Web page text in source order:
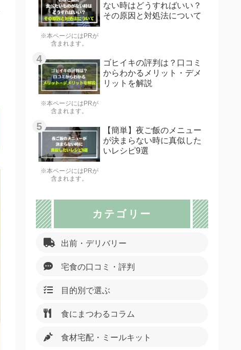
※本ページにはPRが
含まれます。
ない時はどうすればいい？
その原因と対処法について
※本ページにはPRが
含まれます。
ゴヒイキの評判は？口コミ
からわかるメリット・デメ
リットを解説
※本ページにはPRが
含まれます。
【簡単】夜ご飯のメニュー
が決まらない時に真似した
いレシピ9選
カテゴリー
出前・デリバリー
宅食の口コミ・評判
目的別で選ぶ
食にまつわるコラム
食材宅配・ミールキット